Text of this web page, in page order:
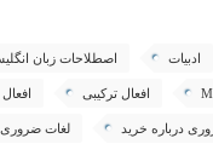
ادبیات اصطلاحات زبان
افعال ترکیبی
درباره خرید لغات ضروری